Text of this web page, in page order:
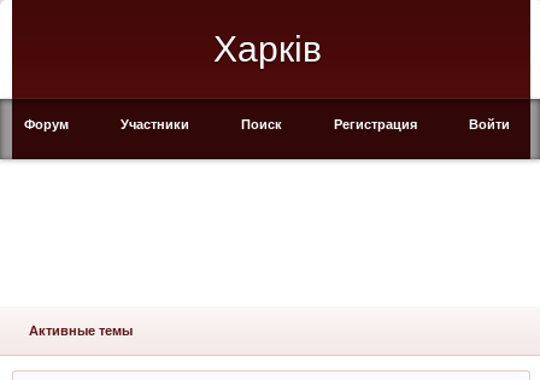
Харків
Форум Участники Поиск Регистрация Войти
Активные темы